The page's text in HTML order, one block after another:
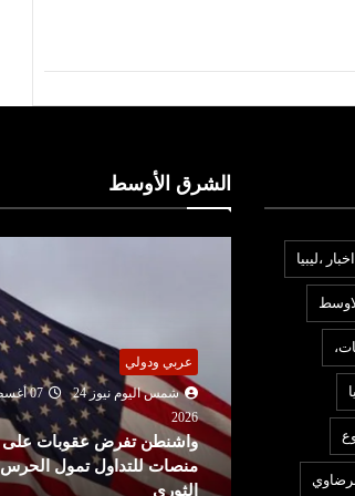
اخبار ،ليبيا
الشرق الأوسط
على
الحرس
المرأة
شمس اليوم نيوز 24
07
2026
من الميدان إلى القرار: كيف
زهرة محمد عيسى ملف
والإغاثة في ت...